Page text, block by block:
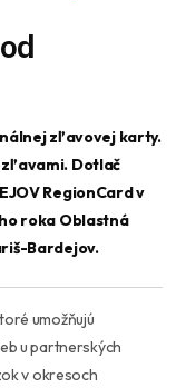
zľavovej karty.
Dotlač
RegionCard v
roka Oblastná
Bardejov.
umožňujú
u partnerských
v okresoch